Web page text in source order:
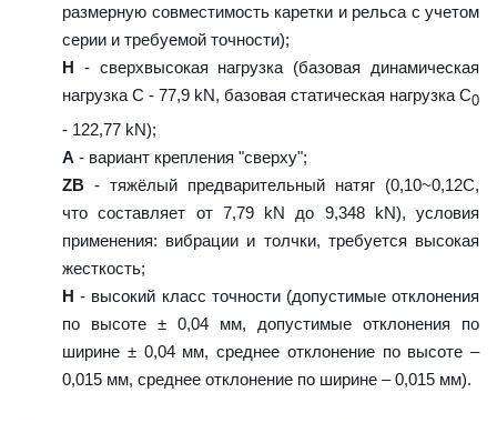
размерную совместимость каретки и рельса с учетом
серии и требуемой точности);
H - сверхвысокая нагрузка (базовая динамическая
нагрузка C - 77,9 kN, базовая статическая нагрузка С0
- 122,77 kN);
A - вариант крепления "сверху";
ZB - тяжёлый предварительный натяг (0,10~0,12C,
что составляет от 7,79 kN до 9,348 kN), условия
применения: вибрации и толчки, требуется высокая
жесткость;
H - высокий класс точности (допустимые отклонения
по высоте ± 0,04 мм, допустимые отклонения по
ширине ± 0,04 мм, среднее отклонение по высоте –
0,015 мм, среднее отклонение по ширине – 0,015 мм).